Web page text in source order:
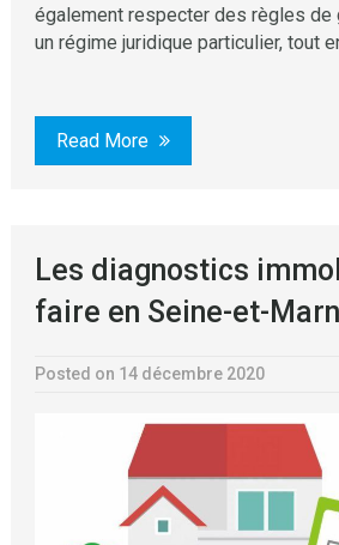
également respecter des règles
un régime juridique particulier, tout
Read More
Les diagnostics
faire en Seine-et-
Posted on 14 décembre 2020